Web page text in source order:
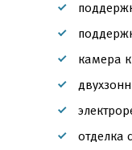
камера
отделка